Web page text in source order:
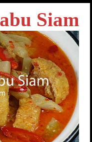
Siam